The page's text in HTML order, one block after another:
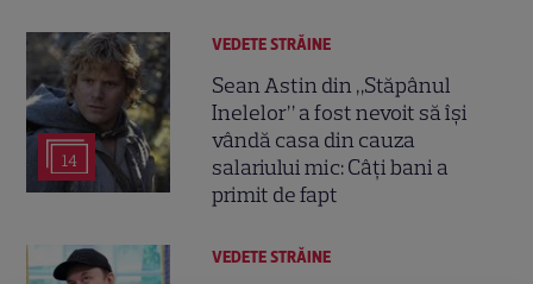
14
VEDETE STRĂINE
Sean Astin din „Stăpânul
Inelelor” a fost nevoit să își
vândă casa din cauza
salariului mic: Câți bani a
primit de fapt
VEDETE STRĂINE